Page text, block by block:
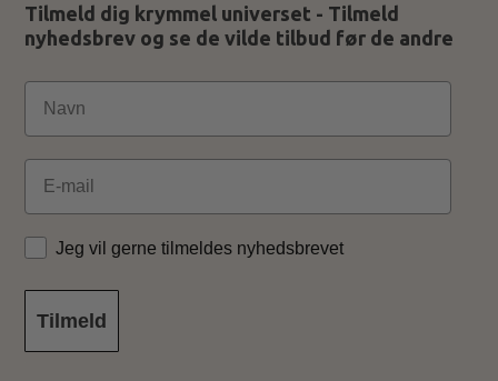
Tilmeld dig krymmel universet - Tilmeld
nyhedsbrev og se de vilde tilbud før de andre
Email
Jeg vil gerne tilmeldes nyhedsbrevet
Tilmeld